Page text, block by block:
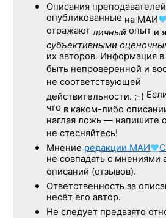
Описания
опубликованные на МАИ♥
отражают личный опыт и
субъективными
их авторов. Информация
быть непроверенной и
не соответствующей
действительности. ;-)
что в каком-либо
наглая ложь — напишите
не стесняйтесь!
Мнение редакции МАИ♥
не совпадать с мнениями
описаний (отзывов).
Ответственность за
несёт его автор.
Не следует предвзято